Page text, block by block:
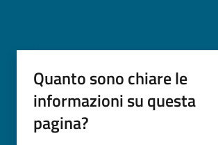
Quanto sono chiare le
informazioni su questa
pagina?